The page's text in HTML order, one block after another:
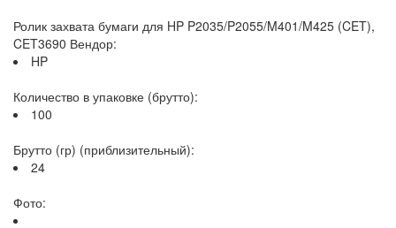
Ролик захвата бумаги для HP P2035/P2055/M401/M425 (CET),
CET3690 Вендор:
HP
Количество в упаковке (брутто):
100
Брутто (гр) (приблизительный):
24
Фото: